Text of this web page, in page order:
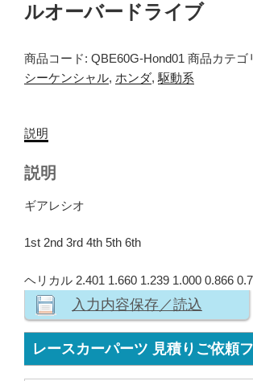
ルオーバードライブ
商品コード: QBE60G-Hond01 商品カテゴ
シーケンシャル, ホンダ,駆動系
説明
説明
ギアレシオ
1st 2nd 3rd 4th 5th 6th
ヘリカル 2.401 1.660 1.239 1.000 0.866